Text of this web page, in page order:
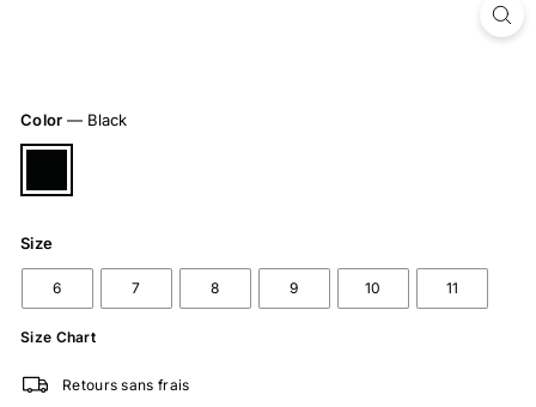
Color — Black
Size
6 7 8 9 10 11
Size Chart
Retours sans frais